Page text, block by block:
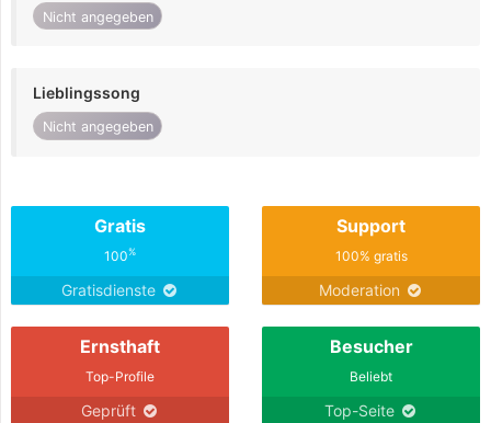
Nicht angegeben
Lieblingssong
Nicht angegeben
Gratis
100%
Gratisdienste
Support
100% gratis
Moderation
Ernsthaft
Top-Profile
Geprüft
Besucher
Beliebt
Top-Seite